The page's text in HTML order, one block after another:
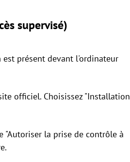
supervisé)
présent devant l'ordinateur
officiel. Choisissez "Installation
"Autoriser la prise de contrôle à